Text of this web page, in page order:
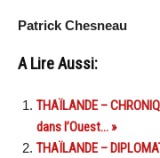
Patrick Chesneau
A Lire Aussi:
THAÏLANDE –
dans l’Ouest… »
THAÏLANDE –